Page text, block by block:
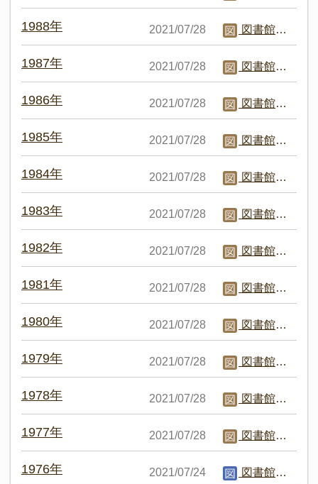
1988年 2021/07/28 図書館職員C
1987年 2021/07/28 図書館職員C
1986年 2021/07/28 図書館職員C
1985年 2021/07/28 図書館職員C
1984年 2021/07/28 図書館職員C
1983年 2021/07/28 図書館職員C
1982年 2021/07/28 図書館職員C
1981年 2021/07/28 図書館職員C
1980年 2021/07/28 図書館職員C
1979年 2021/07/28 図書館職員C
1978年 2021/07/28 図書館職員C
1977年 2021/07/28 図書館職員C
1976年 2021/07/24 図書館編集者